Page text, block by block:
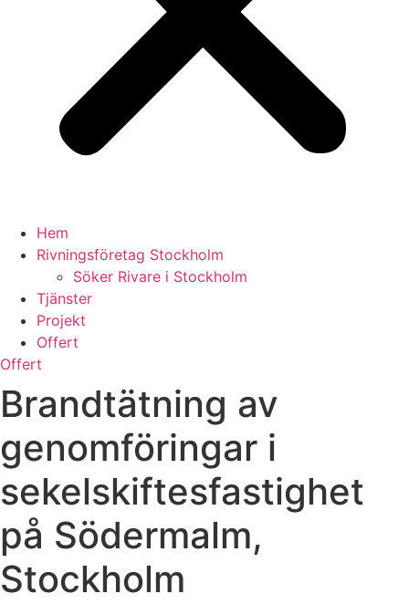
Hem
Rivningsföretag Stockholm
Söker Rivare i Stockholm
Tjänster
Projekt
Offert
Offert
Brandtätning av
genomföringar i
sekelskiftesfastighet
på Södermalm,
Stockholm